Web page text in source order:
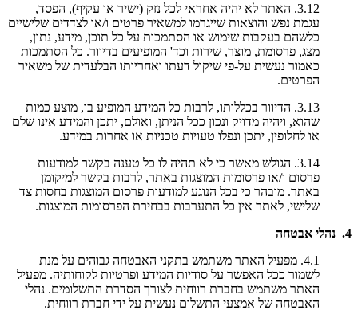
3.12. האתר לא יהיה אחראי לכל נזק (ישיר או עקיף), הפסד,
עגמת נפש והוצאות שייגרמו למשאיר פרטים ו/או לצדדים שלישיים
כלשהם בעקבות שימוש או הסתמכות על כל תוכן, מידע, נתון,
מצג, פרסומת, מוצר, שירות וכד' המופיעים בדיוור. כל הסתמכות
כאמור נעשית על-פי שיקול דעתו ואחריותו הבלעדית של משאיר
הפרטים.
3.13. הדיוור בכללותו, לרבות כל המידע המופיע בו, מוצע כמות
שהוא, ויהיה מדויק ונכון ככל הניתן, ואולם, יתכן והמידע אינו שלם
או לחלופין, יתכן ונפלו טעויות טכניות או אחרות במידע.
3.14. הגולש מאשר כי לא תהיה לו כל טענה בקשר למודעות
פרסום ו/או פרסומות המוצגות באתר, לרבות בקשר למיקומן
באתר. מובהר כי בכל הנוגע למודעות פרסום המוצגות בחסות צד
שלישי, לאתר אין כל התערבות בבחירת הפרסומות המוצגות.
4. נהלי אבטחה
4.1. מפעיל האתר משתמש בתקני האבטחה גבוהים על מנת
לשמור ככל האפשר על סודיות המידע ופרטיות לקוחותיה. מפעיל
האתר משתמש בחברת רווחית לצורך הסדרת התשלומים. נהלי
האבטחה של אמצעי התשלום נעשית על ידי חברת רווחית.